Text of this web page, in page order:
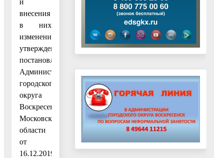
внесения
в них
изменений,
утвержденным
постановлением
Администрации
городского
округа
Воскресенск
Московской
области
от
16.12.2019